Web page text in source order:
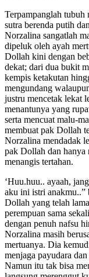
Terpampanglah
sutra berenda putih
Norzalina sangatlah
dipeluk oleh ayah
Dollah kini dengan
dekat; dari dua bukit
kempis ketakutan
mengundang
justru mencetak lekat
menantunya yang
serta mencuat malu-
membuat pak Dollah
Norzalina mendadak
pak Dollah dan hanya
menangis tertahan.
‘Huu.huu.. ayaah,
aku ini istri
Dollah yang telah
perempuan sama
dengan penuh nafsu
Norzalina masih
mertuanya. Dia
menjaga payudara
Namun itu tak bisa